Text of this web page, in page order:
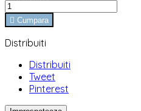
 Cumpara
Distribuiti
Distribuiti
Tweet
Pinterest